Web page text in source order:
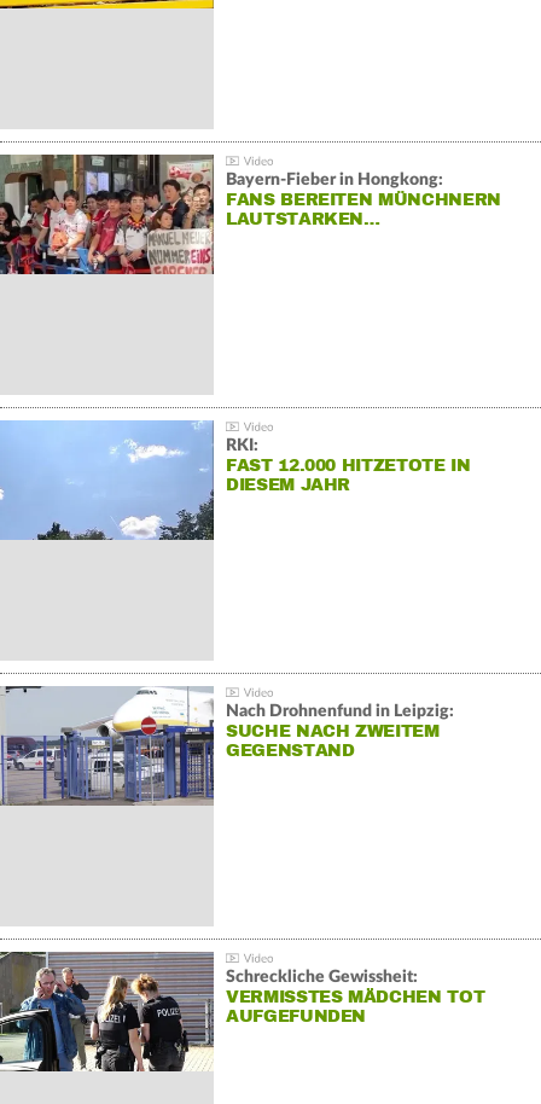
Bayern-Fieber in Hongkong:
FANS BEREITEN MÜNCHNERN
LAUTSTARKEN…
RKI:
FAST 12.000 HITZETOTE IN
DIESEM JAHR
Nach Drohnenfund in Leipzig:
SUCHE NACH ZWEITEM
GEGENSTAND
Schreckliche Gewissheit:
VERMISSTES MÄDCHEN TOT
AUFGEFUNDEN